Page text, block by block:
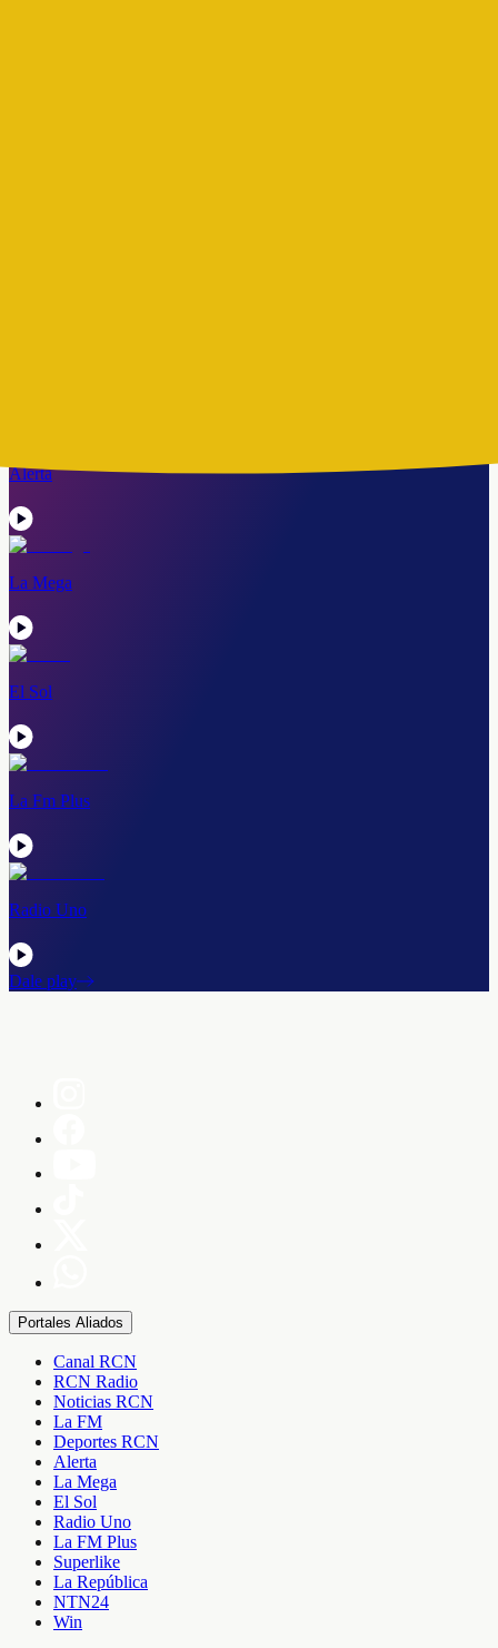
Alerta
La Mega
El Sol
La Fm Plus
Radio Uno
Dale play
Portales Aliados
Canal RCN
RCN Radio
Noticias RCN
La FM
Deportes RCN
Alerta
La Mega
El Sol
Radio Uno
La FM Plus
Superlike
La República
NTN24
Win